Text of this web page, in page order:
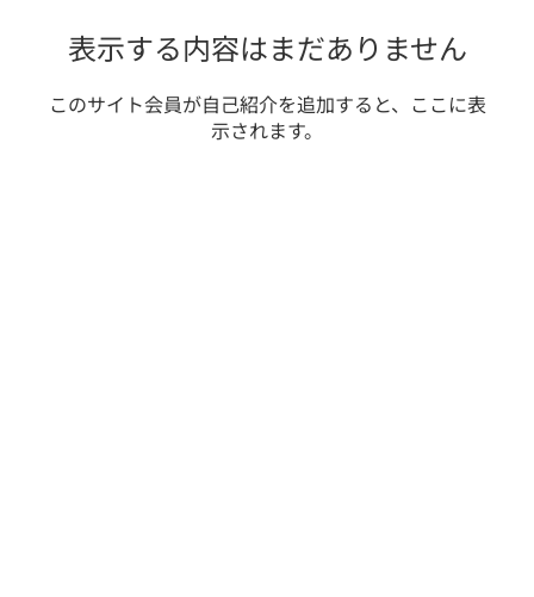
表示する内容はまだありません
このサイト会員が自己紹介を追加すると、ここに表
示されます。